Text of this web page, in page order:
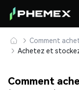
Comment
Comment